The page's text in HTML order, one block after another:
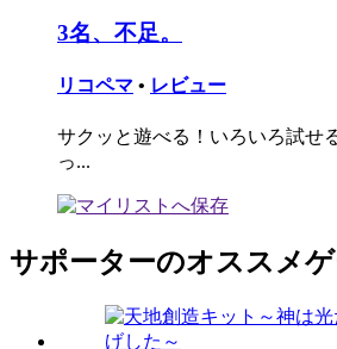
3名、不足。
リコペマ • レビュー
サクッと遊べる！いろいろ試せ
っ...
サポーターのオススメ